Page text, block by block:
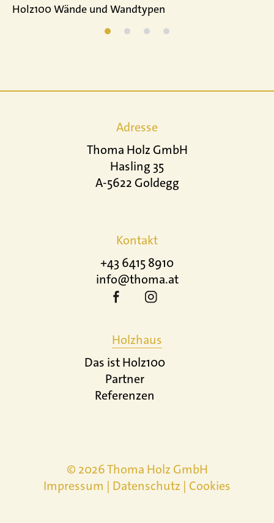
Holz100 Wände und Wandtypen
Adresse
Thoma Holz GmbH
Hasling 35
A-5622 Goldegg
Kontakt
+43 6415 8910
info@thoma.at
Holzhaus
Das ist Holz100
Partner
Referenzen
© 2026 Thoma Holz GmbH
Impressum | Datenschutz | Cookies